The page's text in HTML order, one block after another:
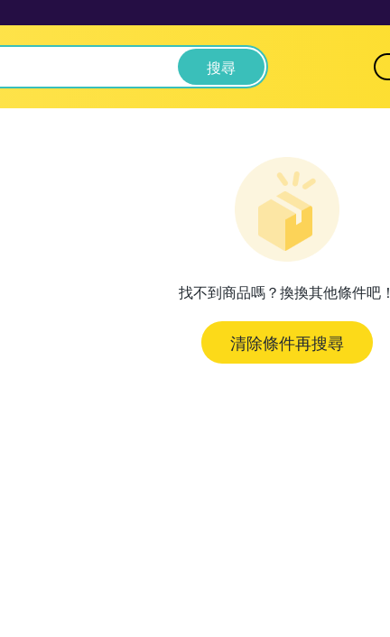
搜尋
找不到商品嗎？換換其他條件吧！
清除條件再搜尋